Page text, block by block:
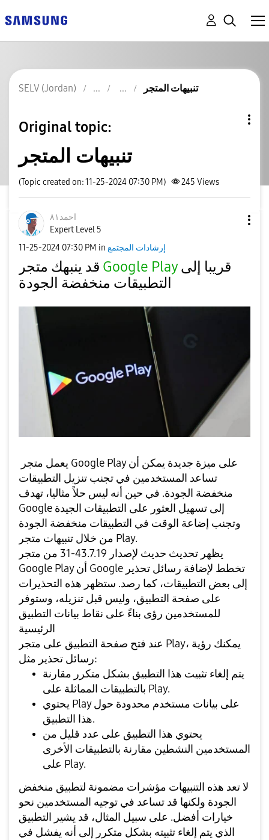
SELV (Jordan) تنبيهات المتجر
Original topic:
تنبيهات المتجر
(Topic created on: 11-25-2024 07:30 PM) 245 Views
احمد٨١
Expert Level 5
‎11-25-2024 07:30 PM in إرشادات المجتمع
Google Playقريبا إلى
التطبيقات منخفضة الجودة
تساعد المستخدمين في تجنب تنزيل التطبيقات
منخفضة الجودة. في حين أنه ليس حلاً مثاليا، تهدف
Google إلى تسهيل العثور على التطبيقات الجيدة
وتجنب إضاعة الوقت في التطبيقات منخفضة الجودة
من خلال تنبيهات متجر Play.
يظهر تحديث حديث لإصدار 43.7.19-31 من متجر
Google Play أن Google تخطط لإضافة رسائل تحذير
إلى بعض التطبيقات، كما رصد. ستظهر هذه التحذيرات
على صفحة التطبيق، وليس قبل تنزيله، وستوفر
للمستخدمين رؤى بناءً على نقاط بيانات التطبيق
الرئيسية
عند فتح صفحة التطبيق على متجر Play، يمكنك رؤية
رسائل تحذير مثل:
يتم إلغاء تثبيت هذا التطبيق بشكل متكرر مقارنة
بالتطبيقات المماثلة على Play.
يحتوي Play على بيانات مستخدم محدودة حول
هذا التطبيق.
يحتوي هذا التطبيق على عدد قليل من
المستخدمين النشطين مقارنة بالتطبيقات الأخرى
على Play.
لا تعد هذه التنبيهات مؤشرات مضمونة لتطبيق منخفض
الجودة ولكنها قد تساعد في توجيه المستخدمين نحو
خيارات أفضل. على سبيل المثال، قد يشير التطبيق
الذي يتم إلغاء تثبيته بشكل متكرر إلى أنه يفشل في